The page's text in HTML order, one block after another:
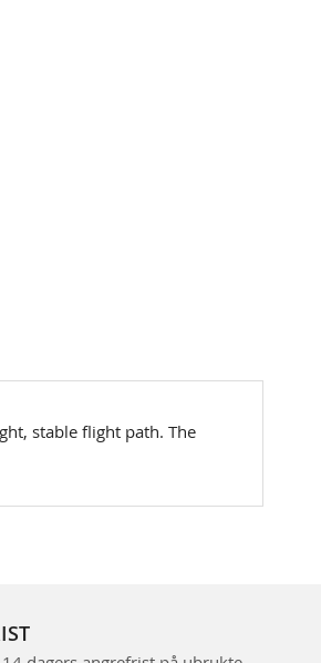
stable flight path. The